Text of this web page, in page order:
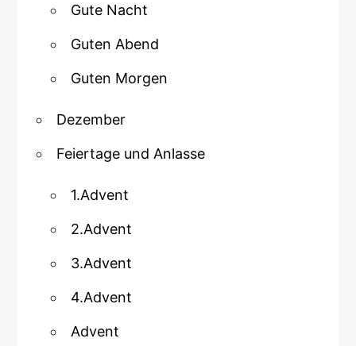
Gute Nacht
Guten Abend
Guten Morgen
Dezember
Feiertage und Anlasse
1.Advent
2.Advent
3.Advent
4.Advent
Advent